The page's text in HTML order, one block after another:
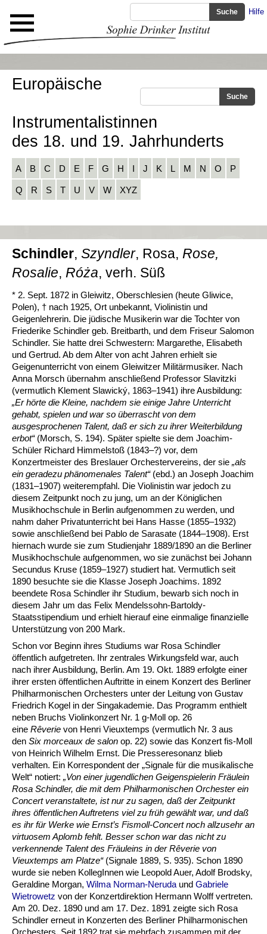
Hilfe
Europäische
Instrumentalistinnen
des 18. und 19. Jahrhunderts
A B C D E F G H I J K L M N O P
Q R S T U V W XYZ
Schindler, Szyndler, Rosa, Rose,
Rosalie, Róża, verh. Süß
* 2. Sept. 1872 in Gleiwitz, Oberschlesien (heute Gliwice,
Polen), † nach 1925, Ort unbekannt, Violinistin und
Geigenlehrerin. Die jüdische Musikerin war die Tochter von
Friederike Schindler geb. Breitbarth, und dem Friseur Salomon
Schindler. Sie hatte drei Schwestern: Margarethe, Elisabeth
und Gertrud. Ab dem Alter von acht Jahren erhielt sie
Geigenunterricht von einem Gleiwitzer Militärmusiker. Nach
Anna Morsch übernahm anschließend Professor Slavitzki
(vermutlich Klement Slawický, 1863–1941) ihre Ausbildung:
„Er hörte die Kleine, nachdem sie einige Jahre Unterricht
gehabt, spielen und war so überrascht von dem
ausgesprochenen Talent, daß er sich zu ihrer Weiterbildung
erbot“(Morsch, S. 194). Später spielte sie dem Joachim-
Schüler Richard Himmelstoß (1843–?) vor, dem
Konzertmeister des Breslauer Orchestervereins, der sie „als
ein geradezu phänomenales Talent“(ebd.) an Joseph Joachim
(1831–1907) weiterempfahl. Die Violinistin war jedoch zu
diesem Zeitpunkt noch zu jung, um an der Königlichen
Musikhochschule in Berlin aufgenommen zu werden, und
nahm daher Privatunterricht bei Hans Hasse (1855–1932)
sowie anschließend bei Pablo de Sarasate (1844–1908). Erst
hiernach wurde sie zum Studienjahr 1889/1890 an die Berliner
Musikhochschule aufgenommen, wo sie zunächst bei Johann
Secundus Kruse (1859–1927) studiert hat. Vermutlich seit
1890 besuchte sie die Klasse Joseph Joachims. 1892
beendete Rosa Schindler ihr Studium, bewarb sich noch in
diesem Jahr um das Felix Mendelssohn-Bartoldy-
Staatsstipendium und erhielt hierauf eine einmalige finanzielle
Unterstützung von 200 Mark.
Schon vor Beginn ihres Studiums war Rosa Schindler
öffentlich aufgetreten. Ihr zentrales Wirkungsfeld war, auch
nach ihrer Ausbildung, Berlin. Am 19. Okt. 1889 erfolgte einer
ihrer ersten öffentlichen Auftritte in einem Konzert des Berliner
Philharmonischen Orchesters unter der Leitung von Gustav
Friedrich Kogel in der Singakademie. Das Programm enthielt
neben Bruchs Violinkonzert Nr. 1 g-Moll op. 26
eine Rêverie von Henri Vieuxtemps (vermutlich Nr. 3 aus
den Six morceaux de salon op. 22) sowie das Konzert fis-Moll
von Heinrich Wilhelm Ernst. Die Presseresonanz blieb
verhalten. Ein Korrespondent der „Signale für die musikalische
Welt“ notiert: „Von einer jugendlichen Geigenspielerin Fräulein
Rosa Schindler, die mit dem Philharmonischen Orchester ein
Concert veranstaltete, ist nur zu sagen, daß der Zeitpunkt
ihres öffentlichen Auftretens viel zu früh gewählt war, und daß
es ihr für Werke wie Ernst’s Fismoll-Concert noch allzusehr an
virtuosem Aplomb fehlt. Besser schon war das nicht zu
verkennende Talent des Fräuleins in der Rêverie von
Vieuxtemps am Platze“ (Signale 1889, S. 935). Schon 1890
wurde sie neben KollegInnen wie Leopold Auer, Adolf Brodsky,
Geraldine Morgan, Wilma Norman-Neruda und Gabriele
Wietrowetz von der Konzertdirektion Hermann Wolff vertreten.
Am 20. Dez. 1890 und am 17. Dez. 1891 zeigte sich Rosa
Schindler erneut in Konzerten des Berliner Philharmonischen
Orchesters. Seit 1892 trat sie mehrfach zusammen mit der